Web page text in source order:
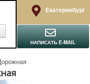
Екатеринбург
НАПИСАТЬ E-MAIL